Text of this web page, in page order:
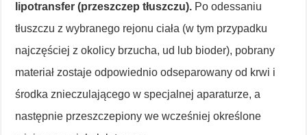
lipotransfer (przeszczep tłuszczu). Po odessaniu
tłuszczu z wybranego rejonu ciała (w tym przypadku
najczęściej z okolicy brzucha, ud lub bioder), pobrany
materiał zostaje odpowiednio odseparowany od krwi i
środka znieczulającego w specjalnej aparaturze, a
następnie przeszczepiony we wcześniej określone